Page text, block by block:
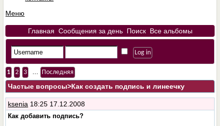
Меню
Главная Сообщения за день Поиск Все альбомы
1 2 3 Последняя
Частые вопросы>Как создать подпись и линеечку
ksenia 18:25 17.12.2008
Как добавить подпись?